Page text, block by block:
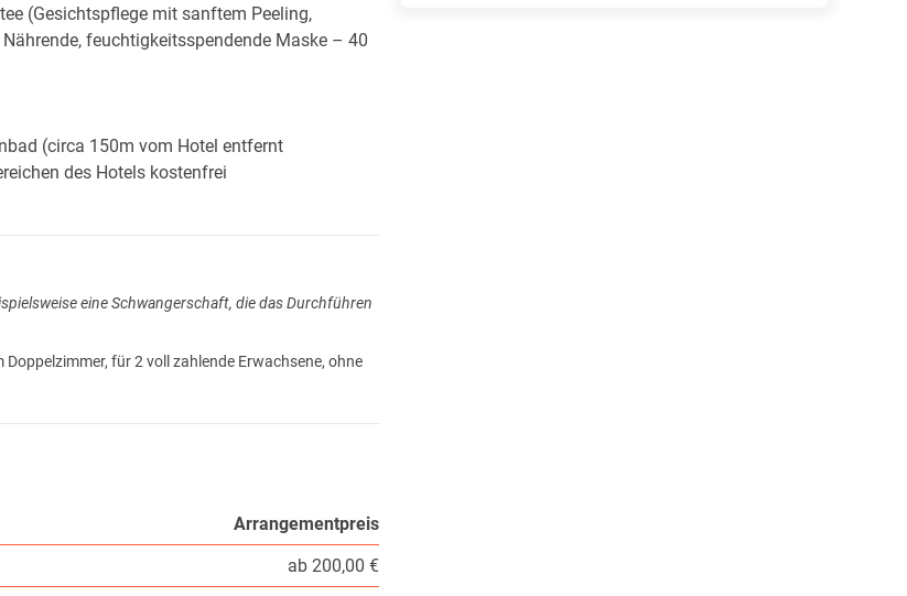
(Gesichtspflege mit sanftem Peeling,
feuchtigkeitsspendende Maske – 40
(circa 150m vom Hotel entfernt
des Hotels kostenfrei
eine Schwangerschaft, die das Durchführen
für 2 voll zahlende Erwachsene, ohne
Arrangementpreis
ab 200,00 €